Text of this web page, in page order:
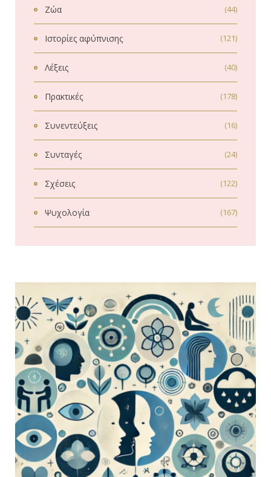
Ζώα (44)
Ιστορίες αφύπνισης (121)
Λέξεις (40)
Πρακτικές (178)
Συνεντεύξεις (16)
Συνταγές (24)
Σχέσεις (122)
Ψυχολογία (167)